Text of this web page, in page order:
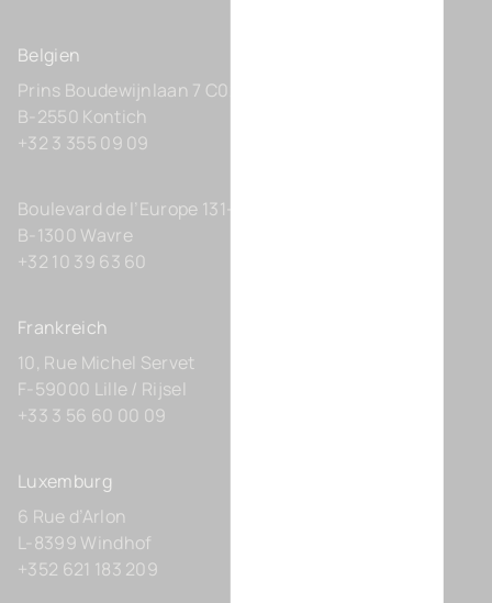
Belgien
Prins Boudewijnlaan 7 C0201
B-2550 Kontich
+32 3 355 09 09
Boulevard de l’Europe 131-D21
B-1300 Wavre
+32 10 39 63 60
Frankreich
10, Rue Michel Servet
F-59000 Lille / Rijsel
+33 3 56 60 00 09
Luxemburg
6 Rue d’Arlon
L-8399 Windhof
+352 621 183 209